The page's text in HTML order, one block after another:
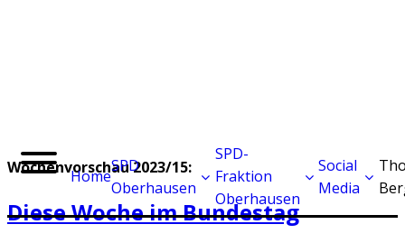
Home
SPD
Oberhausen
SPD-
Fraktion
Oberhausen
Social
Media
Wochenvorschau 2023/15:
Diese Woche im Bundestag